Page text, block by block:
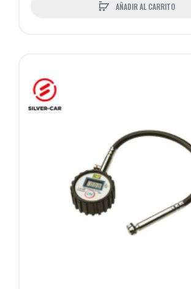
AÑADIR AL CARRITO